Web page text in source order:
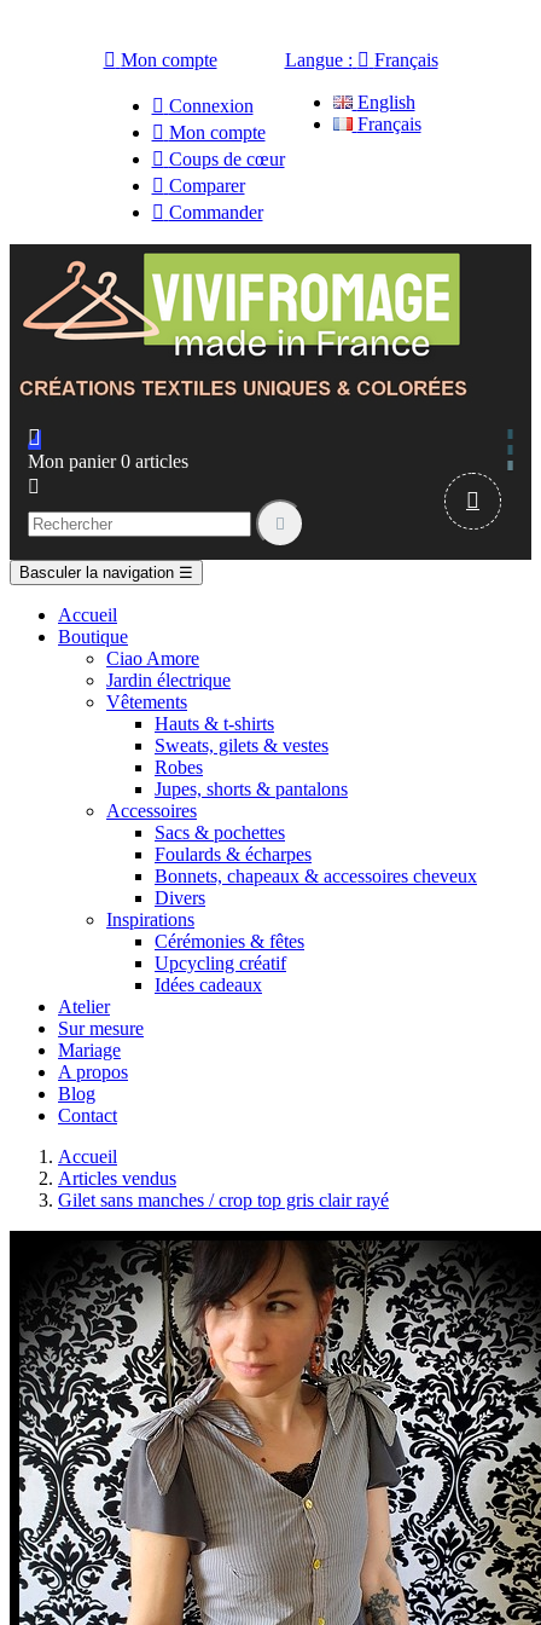
 Mon compte
 Connexion
 Mon compte
 Coups de cœur
 Comparer
 Commander
Langue :  Français
English
Français

Mon panier 0 articles



Basculer la navigation ☰
Accueil
Boutique
Ciao Amore
Jardin électrique
Vêtements
Hauts & t-shirts
Sweats, gilets & vestes
Robes
Jupes, shorts & pantalons
Accessoires
Sacs & pochettes
Foulards & écharpes
Bonnets, chapeaux & accessoires cheveux
Divers
Inspirations
Cérémonies & fêtes
Upcycling créatif
Idées cadeaux
Atelier
Sur mesure
Mariage
A propos
Blog
Contact
Accueil
Articles vendus
Gilet sans manches / crop top gris clair rayé